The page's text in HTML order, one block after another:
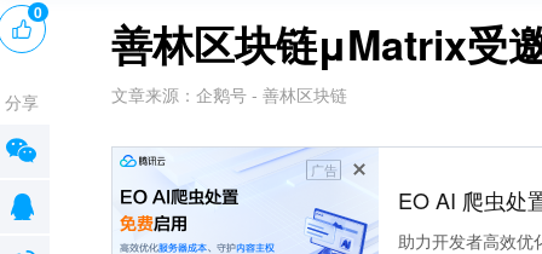
善林区块链μMatrix受
文章来源： 企鹅号 - 善林区块链
广告
EO AI 爬虫处
助力开发者高效优
0
分享